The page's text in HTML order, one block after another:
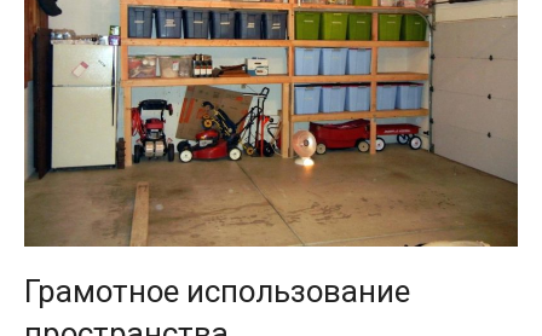
Грамотное использование